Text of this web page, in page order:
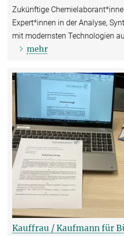
Zukünftige
Expert*innen in der Analyse,
mit modernsten Technologien
mehr
Kauffrau / Kaufmann für